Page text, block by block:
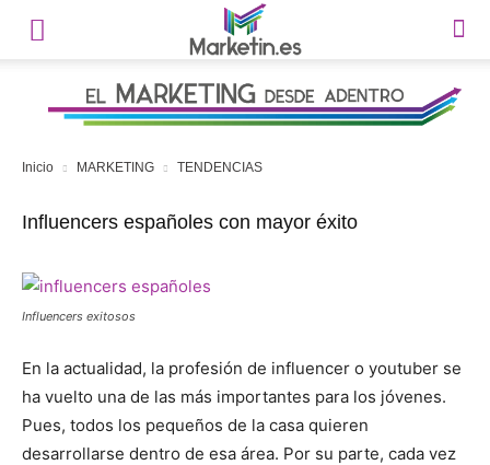
Inicio MARKETING TENDENCIAS
Influencers españoles con mayor éxito
Influencers exitosos
En la actualidad, la profesión de influencer o youtuber se
ha vuelto una de las más importantes para los jóvenes.
Pues, todos los pequeños de la casa quieren
desarrollarse dentro de esa área. Por su parte, cada vez